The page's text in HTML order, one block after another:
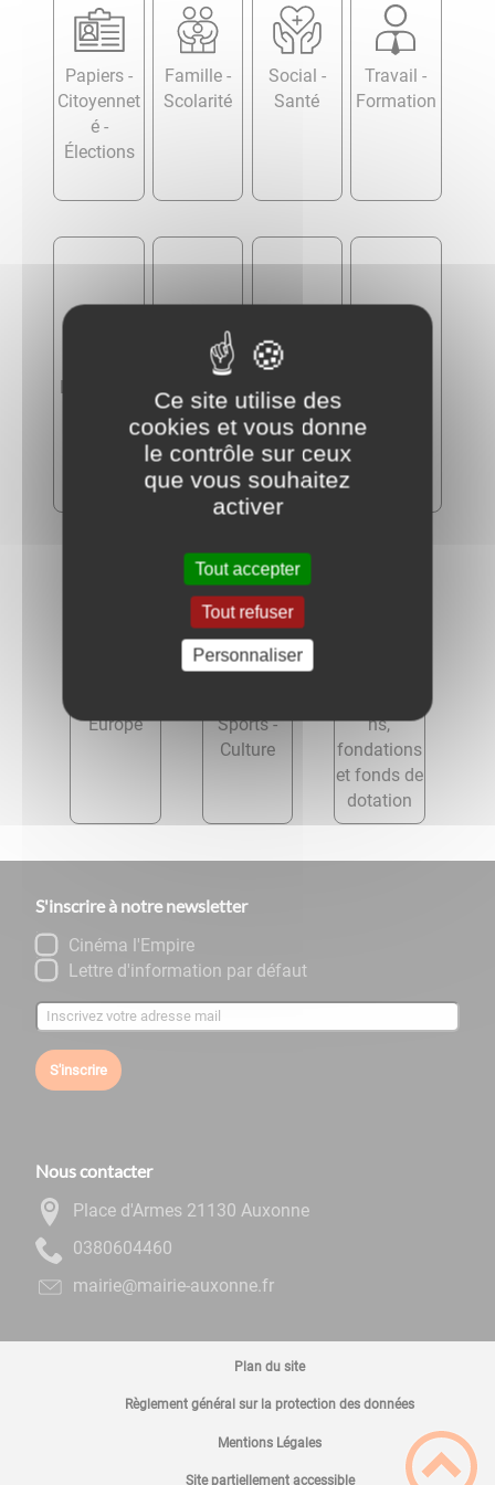
Papiers -
Citoyennet
é -
Élections
Famille -
Scolarité
Social -
Santé
Travail -
Formation
Transports
- Mobilité
Argent -
Impôts -
Consomm
ation
Europe
Sports -
Culture
ns,
fondations
et fonds de
dotation
S'inscrire à notre newsletter
Cinéma l'Empire
Lettre d'information par défaut
S'inscrire
Nous contacter
Place d'Armes 21130 Auxonne
0644060830
rf.ennoxua-eiriam@eiriam
Plan du site
Règlement général sur la protection des données
Mentions Légales
Site partiellement accessible
Ce site utilise des
cookies et vous donne
le contrôle sur ceux
que vous souhaitez
activer
Tout accepter
Tout refuser
Personnaliser